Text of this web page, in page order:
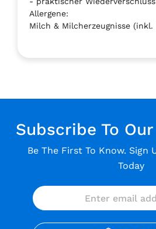
Allergene:
Milch & Milcherzeugnisse (inkl.
Subscribe To
Be The First To Know. Sign
Today